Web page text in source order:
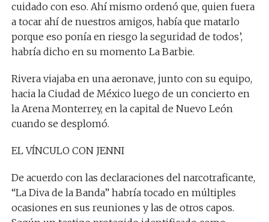
cuidado con eso. Ahí mismo ordenó que, quien fuera
a tocar ahí de nuestros amigos, había que matarlo
porque eso ponía en riesgo la seguridad de todos’,
habría dicho en su momento La Barbie.
Rivera viajaba en una aeronave, junto con su equipo,
hacia la Ciudad de México luego de un concierto en
la Arena Monterrey, en la capital de Nuevo León
cuando se desplomó.
EL VÍNCULO CON JENNI
De acuerdo con las declaraciones del narcotraficante,
“La Diva de la Banda” habría tocado en múltiples
ocasiones en sus reuniones y las de otros capos.